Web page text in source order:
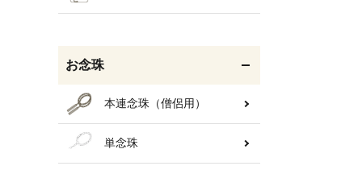
お念珠
本連念珠（僧侶用）
単念珠